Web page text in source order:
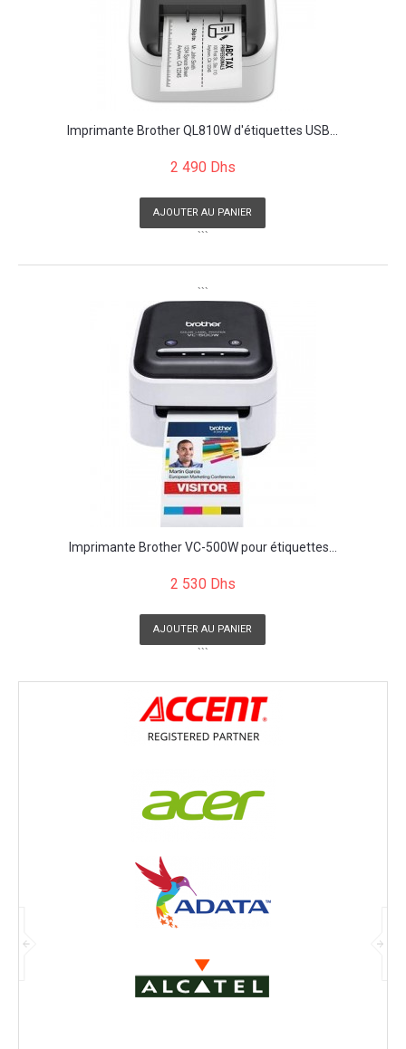
Imprimante Brother QL810W d'étiquettes USB...
2 490 Dhs
AJOUTER AU PANIER
```
```
Imprimante Brother VC-500W pour étiquettes...
2 530 Dhs
AJOUTER AU PANIER
```